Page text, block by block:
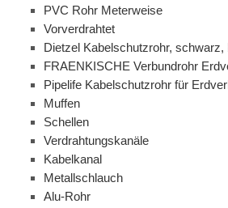
PVC Rohr Meterweise
Vorverdrahtet
Dietzel Kabelschutzrohr,
FRAENKISCHE Verbundrohr
Pipelife Kabelschutzrohr für
Muffen
Schellen
Verdrahtungskanäle
Kabelkanal
Metallschlauch
Alu-Rohr